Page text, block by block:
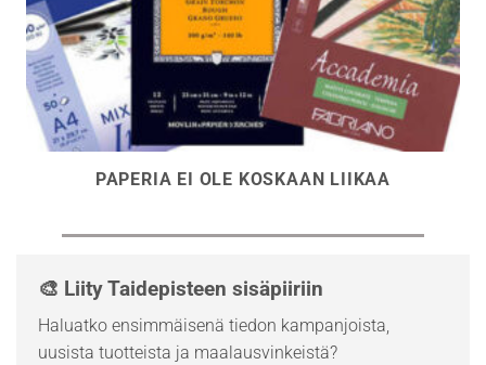
PAPERIA EI OLE KOSKAAN LIIKAA
🎨 Liity Taidepisteen sisäpiiriin
Haluatko ensimmäisenä tiedon kampanjoista,
uusista tuotteista ja maalausvinkeistä?